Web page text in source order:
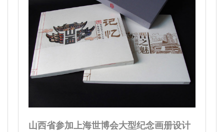
山西省参加上海世博会大型纪念画册设计